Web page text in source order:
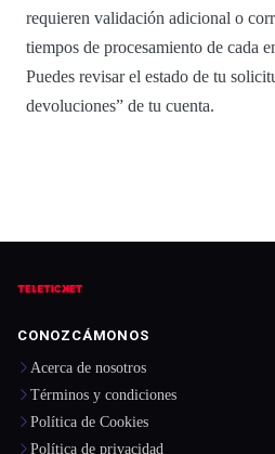
requieren validación adicional o
tiempos de procesamiento de cada
Puedes revisar el estado de tu
devoluciones” de tu cuenta.
CONOZCÁMONOS
Acerca de nosotros
Términos y condiciones
Política de Cookies
Política de privacidad